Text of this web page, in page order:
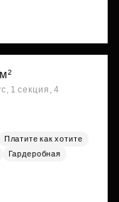
1 секция, 4
Платите как хотите
Гардеробная